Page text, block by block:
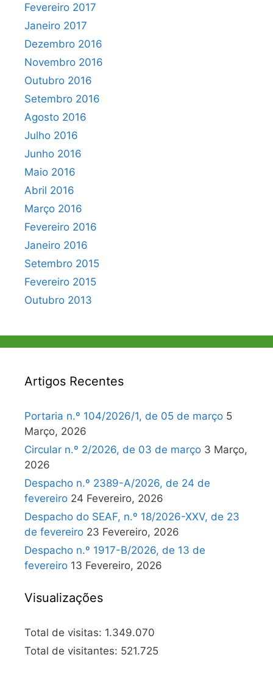
Fevereiro 2017
Janeiro 2017
Dezembro 2016
Novembro 2016
Outubro 2016
Setembro 2016
Agosto 2016
Julho 2016
Junho 2016
Maio 2016
Abril 2016
Março 2016
Fevereiro 2016
Janeiro 2016
Setembro 2015
Fevereiro 2015
Outubro 2013
Artigos Recentes
Portaria n.º 104/2026/1, de 05 de março 5
Março, 2026
Circular n.º 2/2026, de 03 de março 3 Março,
2026
Despacho n.º 2389-A/2026, de 24 de
fevereiro 24 Fevereiro, 2026
Despacho do SEAF, n.º 18/2026-XXV, de 23
de fevereiro 23 Fevereiro, 2026
Despacho n.º 1917-B/2026, de 13 de
fevereiro 13 Fevereiro, 2026
Visualizações
Total de visitas: 1.349.070
Total de visitantes: 521.725